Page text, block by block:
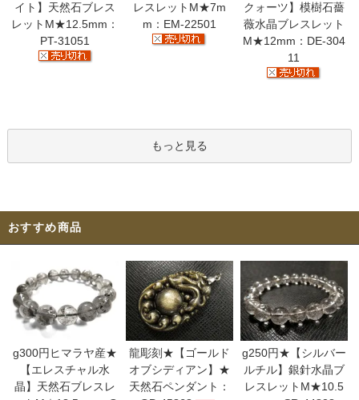
イト】天然石ブレス
レットM★12.5mm：
PT-31051
レスレットM★7m
m：EM-22501
クォーツ】模樹石薔
薇水晶ブレスレット
M★12mm：DE-304
11
もっと見る
おすすめ商品
g300円ヒマラヤ産★
【エレスチャル水
晶】天然石ブレスレ
龍彫刻★【ゴールド
オブシディアン】★
天然石ペンダント：
g250円★【シルバー
ルチル】銀針水晶ブ
レスレットM★10.5